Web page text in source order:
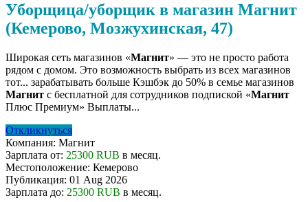
Уборщица/уборщик в магазин Магнит
(Кемерово, Мозжухинская, 47)
Широкая сеть магазинов «Магнит» — это не просто работа
рядом с домом. Это возможность выбрать из всех магазинов
тот... зарабатывать больше Кэшбэк до 50% в семье магазинов
Магнит с бесплатной для сотрудников подпиской «Магнит
Плюс Премиум» Выплаты...
Откликнуться
Компания: Магнит
Зарплата от: 25300 RUB в месяц.
Местоположение: Кемерово
Публикация: 01 Aug 2026
Зарплата до: 25300 RUB в месяц.